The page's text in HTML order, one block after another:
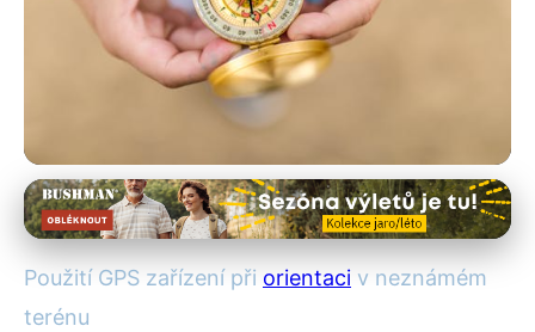
Vojenské navigační a komunikační zařízení
Jak Vybrat GPS Zařízení pro
Orientaci v Neznámém Terénu
Použití GPS zařízení při orientaci v neznámém
terénu